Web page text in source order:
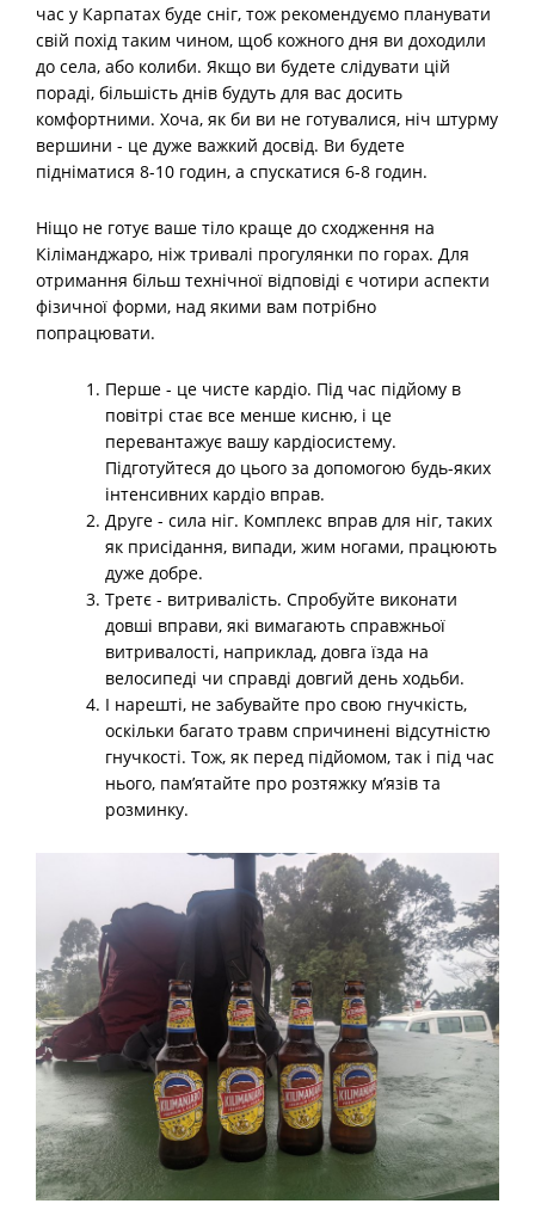
час у Карпатах буде сніг, тож рекомендуємо планувати
свій похід таким чином, щоб кожного дня ви доходили
до села, або колиби. Якщо ви будете слідувати цій
пораді, більшість днів будуть для вас досить
комфортними. Хоча, як би ви не готувалися, ніч штурму
вершини - це дуже важкий досвід. Ви будете
підніматися 8-10 годин, а спускатися 6-8 годин.
Ніщо не готує ваше тіло краще до сходження на
Кіліманджаро, ніж тривалі прогулянки по горах. Для
отримання більш технічної відповіді є чотири аспекти
фізичної форми, над якими вам потрібно
попрацювати.
Перше - це чисте кардіо. Під час підйому в
повітрі стає все менше кисню, і це
перевантажує вашу кардіосистему.
Підготуйтеся до цього за допомогою будь-яких
інтенсивних кардіо вправ.
Друге - сила ніг. Комплекс вправ для ніг, таких
як присідання, випади, жим ногами, працюють
дуже добре.
Третє - витривалість. Спробуйте виконати
довші вправи, які вимагають справжньої
витривалості, наприклад, довга їзда на
велосипеді чи справді довгий день ходьби.
І нарешті, не забувайте про свою гнучкість,
оскільки багато травм спричинені відсутністю
гнучкості. Тож, як перед підйомом, так і під час
нього, пам’ятайте про розтяжку м’язів та
розминку.